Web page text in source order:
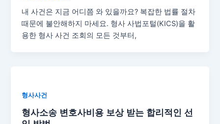
내 사건은 지금 어디쯤 와 있을까요? 복잡한 법률 절차
때문에 불안해하지 마세요. 형사 사법포털(KICS)을 활
용한 형사 사건 조회의 모든 것부터,
형사사건
형사소송 변호사비용 보상 받는 합리적인 선